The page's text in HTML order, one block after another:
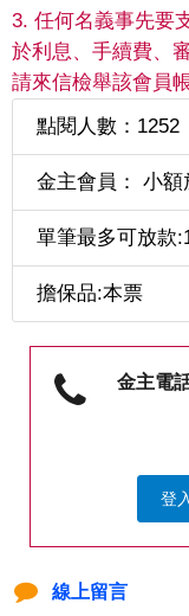
3. 任何名義事先要
於利息、手續費、
請來信檢舉該會員帳
點閱人數：1252
金主會員： 小
單筆最多可放款
擔保品:本票
金主電
登
線上留言